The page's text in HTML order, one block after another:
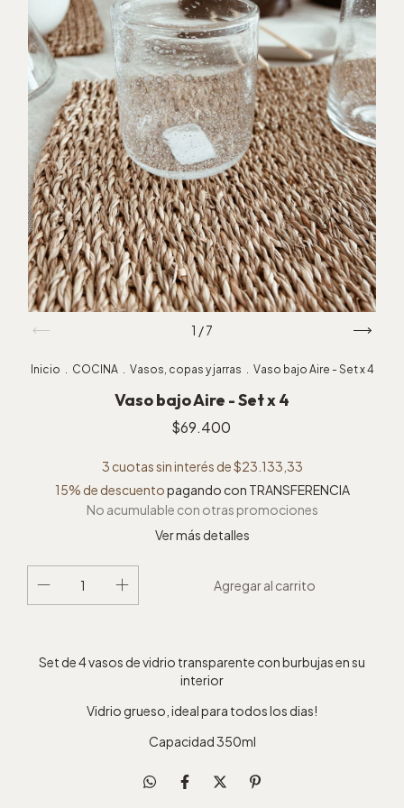
1 /7
Inicio . COCINA . Vasos, copas y jarras . Vaso bajo Aire - Set x 4
Vaso bajo Aire - Set x 4
$69.400
3 cuotas sin interés de$23.133,33
15% de descuentopagando con TRANSFERENCIA
No acumulable con otras promociones
Ver más detalles
Set de 4 vasos de vidrio transparente con burbujas en su
interior
Vidrio grueso, ideal para todos los dias!
Capacidad 350ml